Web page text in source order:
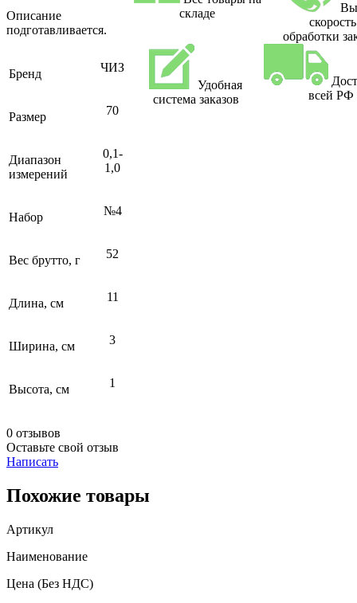
Описание
подготавливается.
Бренд ЧИЗ
Размер 70
Диапазон
измерений
0,1-
1,0
Набор №4
Вес брутто, г 52
Длина, см 11
Ширина, см 3
Высота, см 1
0 отзывов
Оставьте свой отзыв
Написать
складе
скорость
обработки
Удобная
система заказов
всей РФ
Похожие товары
Артикул
Наименование
Цена (Без НДС)